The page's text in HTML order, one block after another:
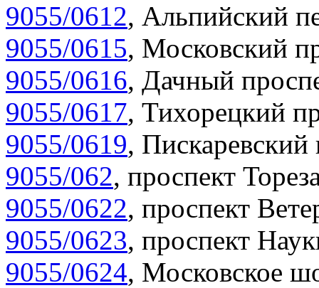
9055/0612, Альпийский
9055/0615, Московский
9055/0616, Дачный
9055/0617, Тихорецкий
9055/0619, Пискаревский
9055/062, проспект
9055/0622, проспект
9055/0623, проспект
9055/0624, Московское